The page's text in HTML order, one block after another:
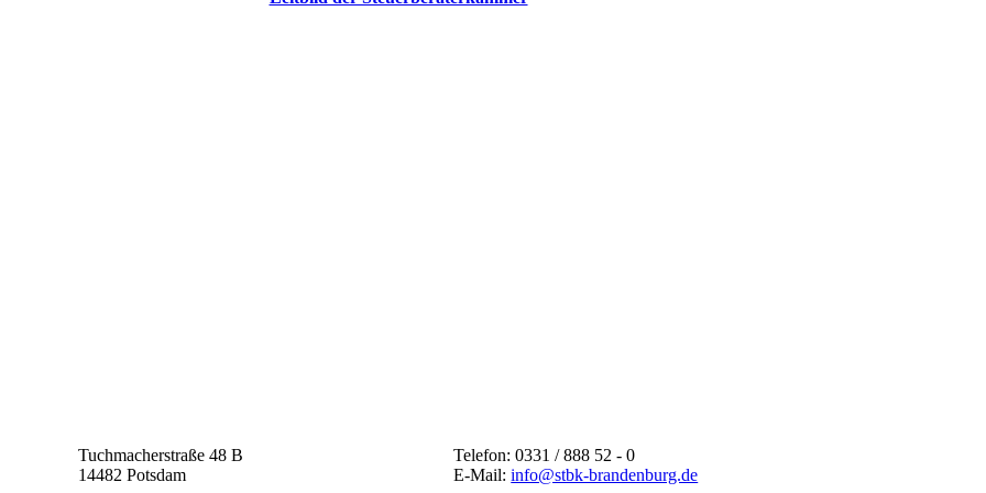
Tuchmacherstraße 48 B
14482 Potsdam
Telefon: 0331 / 888 52 - 0
E-Mail:info@stbk-brandenburg.de